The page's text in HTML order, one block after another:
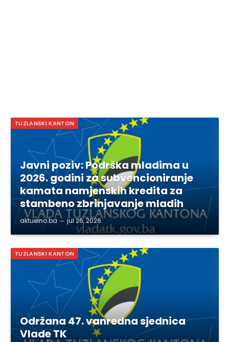
TUZLANSKI KANTON
Javni poziv: Podrška mladima u
2026. godini za subvencioniranje
kamata namjenskih kredita za
stambeno zbrinjavanje mladih
aktuelno.ba jul 26, 2026
TUZLANSKI KANTON
Održana 47. vanredna sjednica
Vlade TK